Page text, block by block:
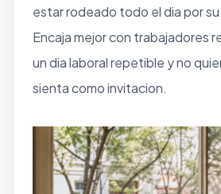
estar rodeado todo el dia por
Encaja mejor con trabajadores
un dia laboral repetible y no
sienta como invitacion.